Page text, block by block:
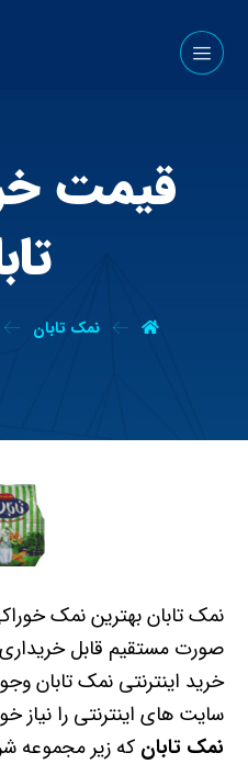
قیمت
نمک تابان
نمک تابان بهترین نمک
صورت مستقیم قابل
خرید اینترنتی نمک تابان
سایت های اینترنتی را نیاز
نمک تابان که زیر مجموعه